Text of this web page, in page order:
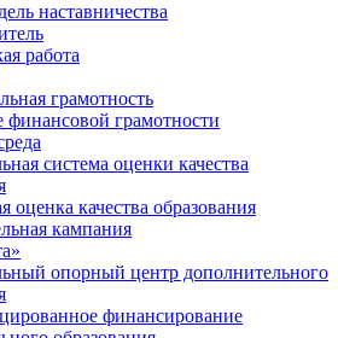
наставничества
работа
грамотность
грамотности
система оценки качества
оценка качества образования
кампания
опорный центр дополнительного
финансирование